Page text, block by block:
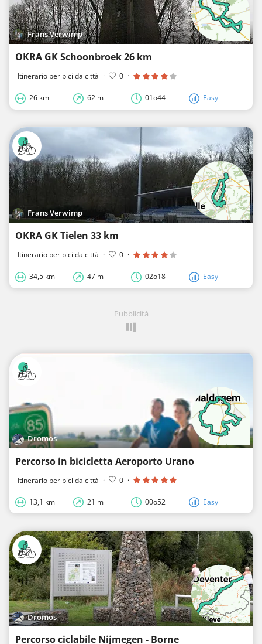
Frans Verwimp
OKRA GK Schoonbroek 26 km
Itinerario per bici da città · 0 ·
26 km 62 m 01o44 Easy
Frans Verwimp
OKRA GK Tielen 33 km
Itinerario per bici da città · 0 ·
34,5 km 47 m 02o18 Easy
Pubblicità
Dromos
Percorso in bicicletta Aeroporto Urano
Itinerario per bici da città · 0 ·
13,1 km 21 m 00o52 Easy
Dromos
Percorso ciclabile Nijmegen - Borne